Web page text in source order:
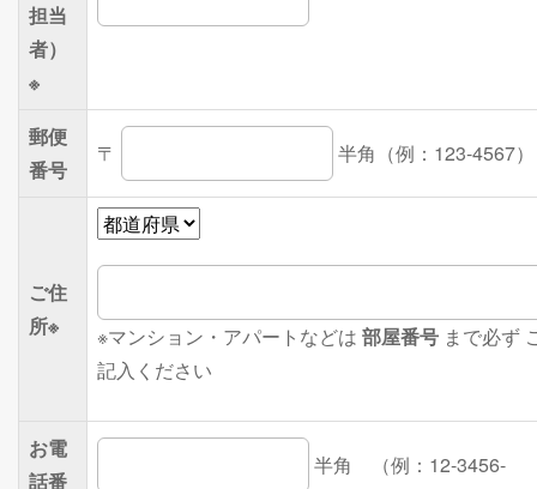
担当
者）
※
郵便
番号
〒 半角（例：123-4567）
ご住
所※ ※マンション・アパートなどは 部屋番号 まで必ず
記入ください
お電
話番
半角 （例：12-3456-